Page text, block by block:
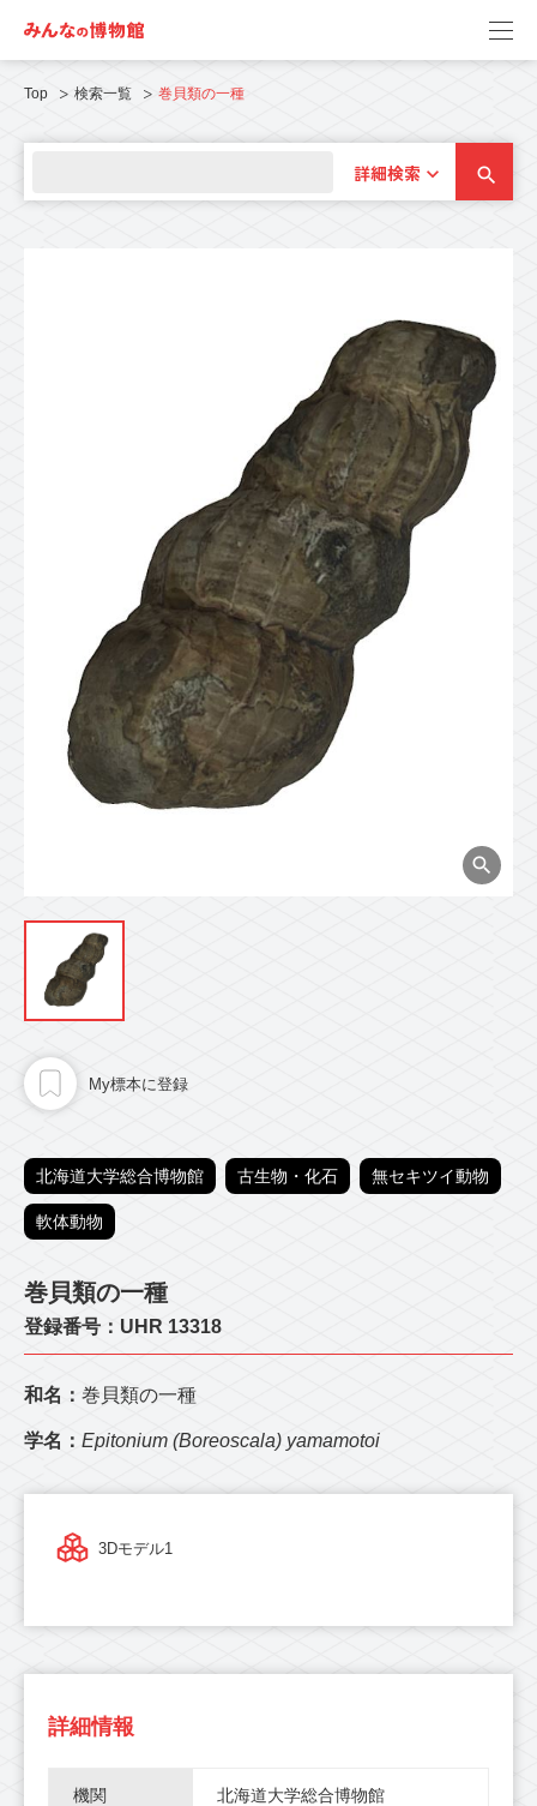
Top 検索一覧 巻貝類の一種
詳細検索
My標本に登録
北海道大学総合博物館 古生物・化石 無セキツイ動物
軟体動物
巻貝類の一種
登録番号：UHR 13318
和名： 巻貝類の一種
学名： Epitonium (Boreoscala) yamamotoi
3Dモデル1
詳細情報
機関 北海道大学総合博物館